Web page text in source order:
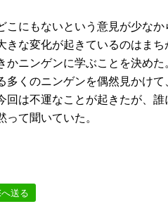
にもないという意見が少なか
な変化が起きているのはまち
ニンゲンに学ぶことを決めた
多くのニンゲンを偶然見かけ
は不運なことが起きたが、誰
て聞いていた。
送る